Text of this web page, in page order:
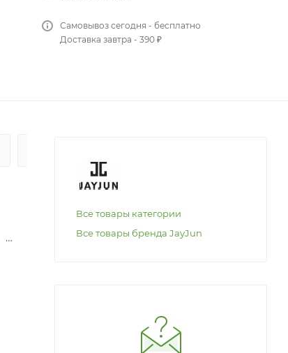
Самовывоз сегодня - бесплатно
Доставка завтра - 390 ₽
Все товары категории
Все товары бренда JayJun